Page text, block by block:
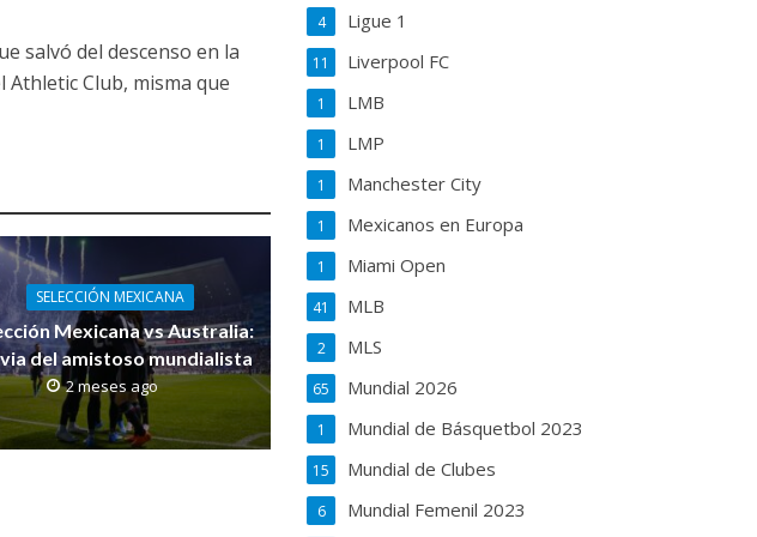
salvó del descenso en la
Athletic Club, misma que
SELECCIÓN MEXICANA
Mexicana vs Australia:
del amistoso mundialista
2 meses ago
Ligue 1
4
Liverpool FC
11
LMB
1
LMP
1
Manchester City
1
Mexicanos en Europa
1
Miami Open
1
MLB
41
MLS
2
Mundial 2026
65
Mundial de Básquetbol 2023
1
Mundial de Clubes
15
Mundial Femenil 2023
6